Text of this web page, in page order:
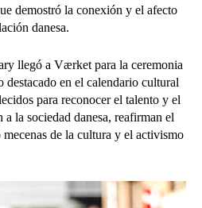
demostró la conexión y el afecto
danesa.
llegó a Værket para la ceremonia
destacado en el calendario cultural
para reconocer el talento y el
la sociedad danesa, reafirman el
de la cultura y el activismo